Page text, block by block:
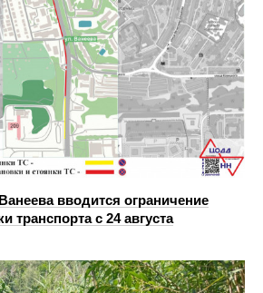
вводится ограничение
транспорта с 24 августа